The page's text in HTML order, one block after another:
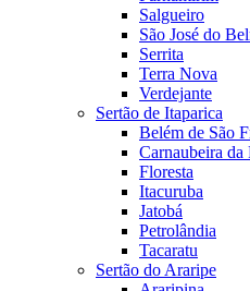
Salgueiro
São José do
Serrita
Terra Nova
Verdejante
Sertão de Itaparica
Belém de São
Carnaubeira da
Floresta
Itacuruba
Jatobá
Petrolândia
Tacaratu
Sertão do Araripe